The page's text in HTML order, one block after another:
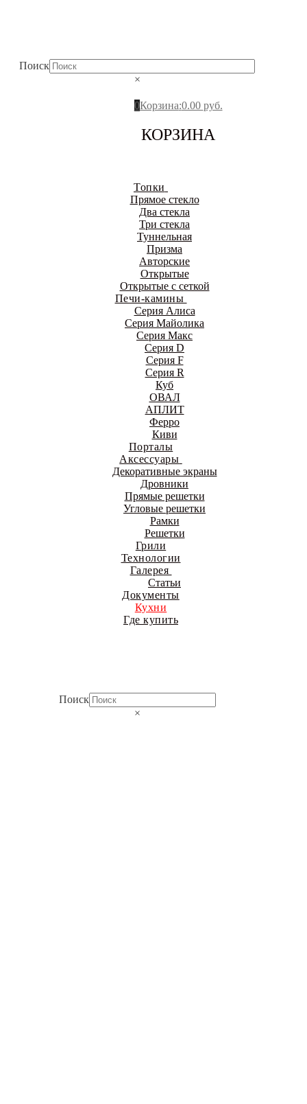
Поиск
×
0Корзина:0.00 руб.
КОРЗИНА
Топки
Прямое стекло
Два стекла
Три стекла
Туннельная
Призма
Авторские
Открытые
Открытые с сеткой
Печи-камины
Серия Алиса
Серия Майолика
Серия Макс
Серия D
Серия F
Серия R
Куб
ОВАЛ
АПЛИТ
Ферро
Киви
Порталы
Аксессуары
Декоративные экраны
Дровники
Прямые решетки
Угловые решетки
Рамки
Решетки
Грили
Технологии
Галерея
Статьи
Документы
Кухни
Где купить
Поиск
×